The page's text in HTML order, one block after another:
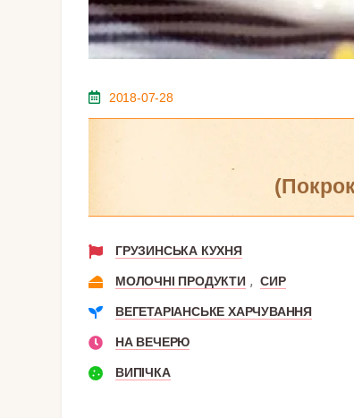
2018-07-28
ГРУЗИНСЬКА КУХНЯ
МОЛОЧНІ ПРОДУКТИ , СИР
ВЕГЕТАРІАНСЬКЕ ХАРЧУВАННЯ
НА ВЕЧЕРЮ
ВИПІЧКА